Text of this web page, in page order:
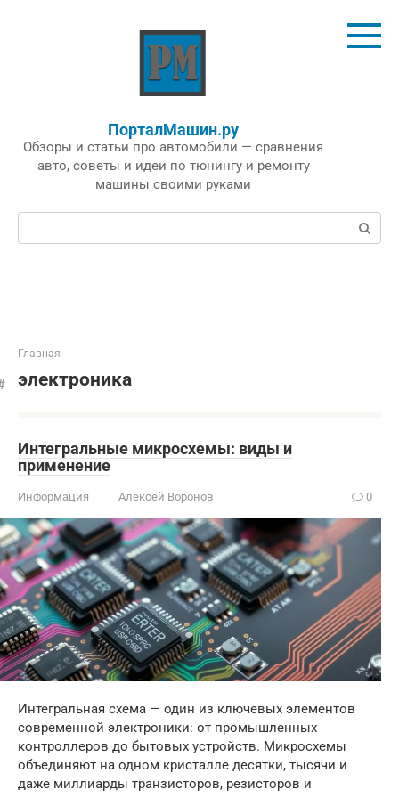
ПорталМашин.ру
Обзоры и статьи про автомобили — сравнения
авто, советы и идеи по тюнингу и ремонту
машины своими руками
Поиск:
Главная
электроника
Интегральные микросхемы: виды и
применение
Информация Алексей Воронов 0
Интегральная схема — один из ключевых элементов
современной электроники: от промышленных
контроллеров до бытовых устройств. Микросхемы
объединяют на одном кристалле десятки, тысячи и
даже миллиарды транзисторов, резисторов и